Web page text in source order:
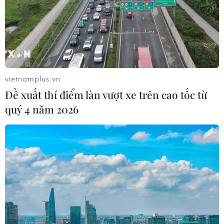
Sản phụ ở Australia sinh 4 bé gái
cùng trứng theo cách hoàn toàn tự
nhiên
22/07/2026 06:38
Thành phố Hồ Chí Minh: 5 người tử
vong vì bệnh dại trong 6 tháng đầu
20/07/2026 05:41
Vụ ngạt khí tại trang trại heo
ở Thanh Hóa: 5 người tử vong, nhiều
nạn nhân cấp cứu
vietnamplus.vn
Đề xuất thí điểm làn vượt xe trên cao tốc từ
quý 4 năm 2026